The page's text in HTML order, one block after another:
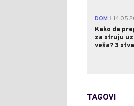
DOM
Kako da
za struju
veša? 3
TAGOVI